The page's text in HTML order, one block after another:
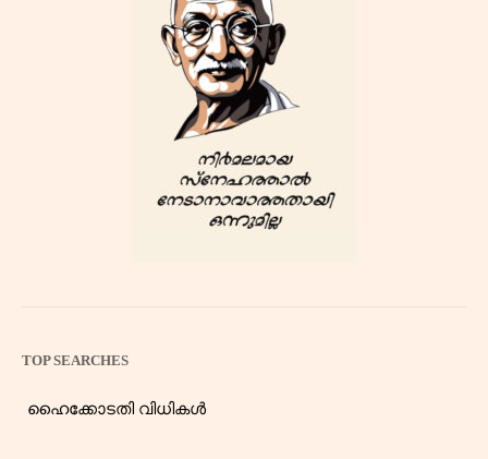
TOP SEARCHES
ഹൈക്കോടതി വിധികൾ